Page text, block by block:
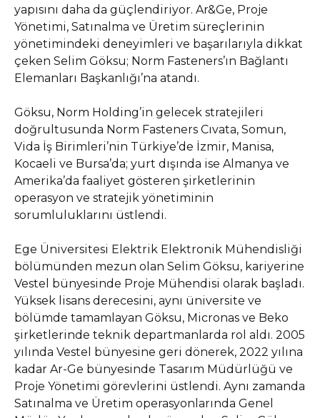
yapısını daha da güçlendiriyor. Ar&Ge, Proje
Yönetimi, Satınalma ve Üretim süreçlerinin
yönetimindeki deneyimleri ve başarılarıyla dikkat
çeken Selim Göksu; Norm Fasteners’ın Bağlantı
Elemanları Başkanlığı’na atandı.
Göksu, Norm Holding’in gelecek stratejileri
doğrultusunda Norm Fasteners Cıvata, Somun,
Vida İş Birimleri’nin Türkiye’de İzmir, Manisa,
Kocaeli ve Bursa’da; yurt dışında ise Almanya ve
Amerika’da faaliyet gösteren şirketlerinin
operasyon ve stratejik yönetiminin
sorumluluklarını üstlendi.
Ege Üniversitesi Elektrik Elektronik Mühendisliği
bölümünden mezun olan Selim Göksu, kariyerine
Vestel bünyesinde Proje Mühendisi olarak başladı.
Yüksek lisans derecesini, aynı üniversite ve
bölümde tamamlayan Göksu, Micronas ve Beko
şirketlerinde teknik departmanlarda rol aldı. 2005
yılında Vestel bünyesine geri dönerek, 2022 yılına
kadar Ar-Ge bünyesinde Tasarım Müdürlüğü ve
Proje Yönetimi görevlerini üstlendi. Aynı zamanda
Satınalma ve Üretim operasyonlarında Genel